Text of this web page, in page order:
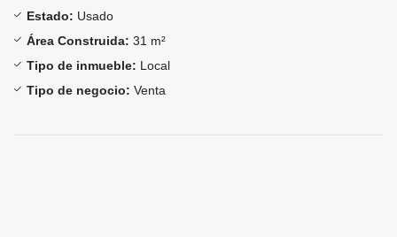
Estado: Usado
Área Construida: 31 m²
Tipo de inmueble: Local
Tipo de negocio: Venta